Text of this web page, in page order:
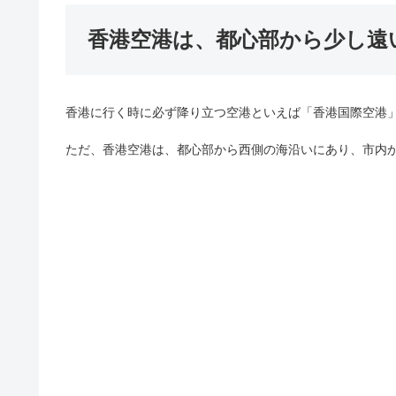
香港空港は、都心部から少し遠
香港に行く時に必ず降り立つ空港といえば「香港国際空港
ただ、香港空港は、都心部から西側の海沿いにあり、市内